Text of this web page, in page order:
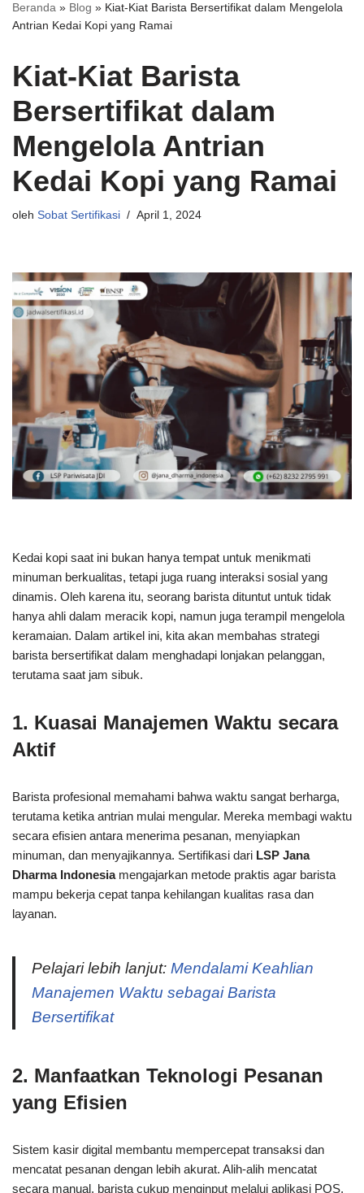
Beranda » Blog » Kiat-Kiat Barista Bersertifikat dalam Mengelola
Antrian Kedai Kopi yang Ramai
Kiat-Kiat Barista
Bersertifikat dalam
Mengelola Antrian
Kedai Kopi yang Ramai
oleh Sobat Sertifikasi April 1, 2024
Kedai kopi saat ini bukan hanya tempat untuk menikmati
minuman berkualitas, tetapi juga ruang interaksi sosial yang
dinamis. Oleh karena itu, seorang barista dituntut untuk tidak
hanya ahli dalam meracik kopi, namun juga terampil mengelola
keramaian. Dalam artikel ini, kita akan membahas strategi
barista bersertifikat dalam menghadapi lonjakan pelanggan,
terutama saat jam sibuk.
1. Kuasai Manajemen Waktu secara
Aktif
Barista profesional memahami bahwa waktu sangat berharga,
terutama ketika antrian mulai mengular. Mereka membagi waktu
secara efisien antara menerima pesanan, menyiapkan
minuman, dan menyajikannya. Sertifikasi dari LSP Jana
Dharma Indonesiamengajarkan metode praktis agar barista
mampu bekerja cepat tanpa kehilangan kualitas rasa dan
layanan.
Pelajari lebih lanjut: Mendalami Keahlian
Manajemen Waktu sebagai Barista
Bersertifikat
2. Manfaatkan Teknologi Pesanan
yang Efisien
Sistem kasir digital membantu mempercepat transaksi dan
mencatat pesanan dengan lebih akurat. Alih-alih mencatat
secara manual, barista cukup menginput melalui aplikasi POS.